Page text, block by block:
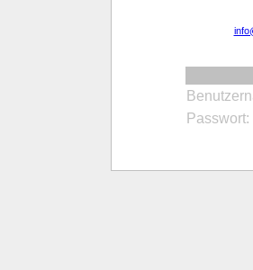
Passwort: